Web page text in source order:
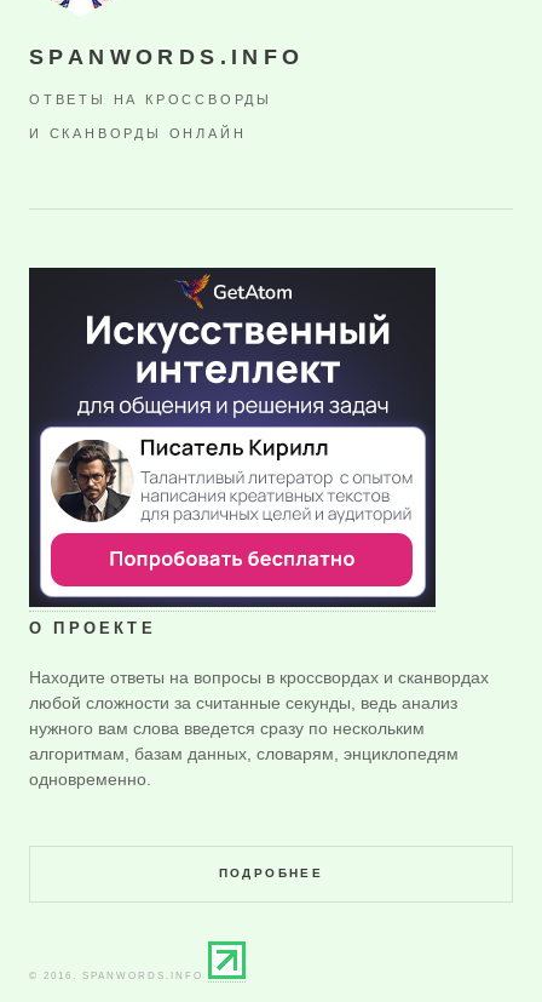
SPANWORDS.INFO
ОТВЕТЫ НА КРОССВОРДЫ
И СКАНВОРДЫ ОНЛАЙН
О ПРОЕКТЕ
Находите ответы на вопросы в кроссвордах и сканвордах
любой сложности за считанные секунды, ведь анализ
нужного вам слова введется сразу по нескольким
алгоритмам, базам данных, словарям, энциклопедям
одновременно.
ПОДРОБНЕЕ
© 2016. SPANWORDS.INFO